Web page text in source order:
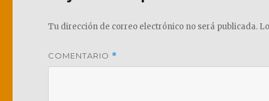
Tu dirección de correo electrónico no será publicada.
COMENTARIO *